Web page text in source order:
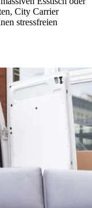
City Carrier
stressfreien